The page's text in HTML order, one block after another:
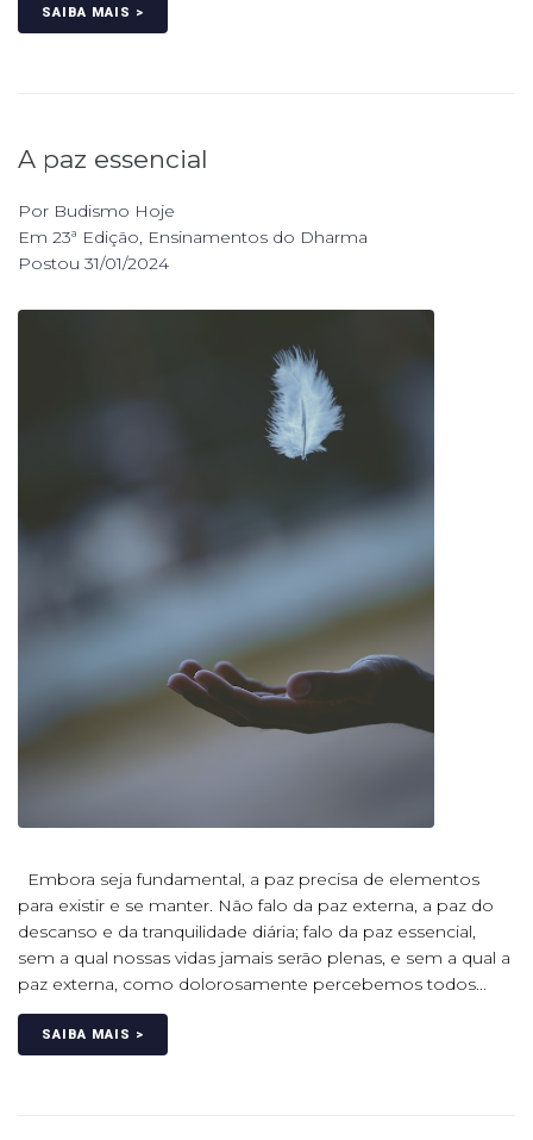
SAIBA MAIS >
A paz essencial
Por Budismo Hoje
Em 23ª Edição, Ensinamentos do Dharma
Postou 31/01/2024
Embora seja fundamental, a paz precisa de elementos
para existir e se manter. Não falo da paz externa, a paz do
descanso e da tranquilidade diária; falo da paz essencial,
sem a qual nossas vidas jamais serão plenas, e sem a qual a
paz externa, como dolorosamente percebemos todos...
SAIBA MAIS >